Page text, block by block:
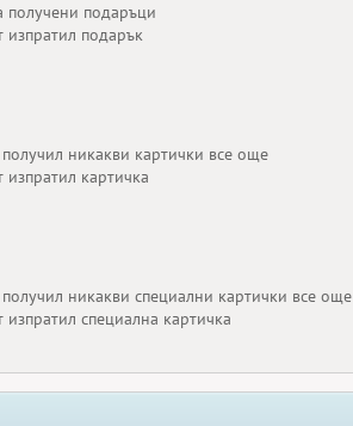
подаръци
изпратил подарък
никакви картички все още
изпратил картичка
никакви специални картички все още
изпратил специална картичка